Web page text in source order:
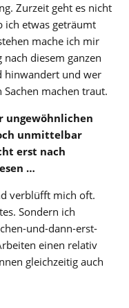
Zurzeit geht es nicht
ich etwas geträumt
mache ich mir
diesem ganzen
hinwandert und wer
machen traut.
ungewöhnlichen
unmittelbar
erst nach
…
verblüfft mich oft.
Sondern ich
und-dann-erst-
einen relativ
gleichzeitig auch